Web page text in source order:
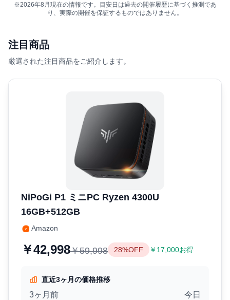
※2026年8月現在の情報です。目安日は過去の開催履歴に基づく推測であ
り、実際の開催を保証するものではありません。
注目商品
厳選された注目商品をご紹介します。
NiPoGi P1 ミニPC Ryzen 4300U
16GB+512GB
Amazon
￥42,998￥59,998 28%OFF ￥17,000お得
直近3ヶ月の価格推移
3ヶ月前 今日